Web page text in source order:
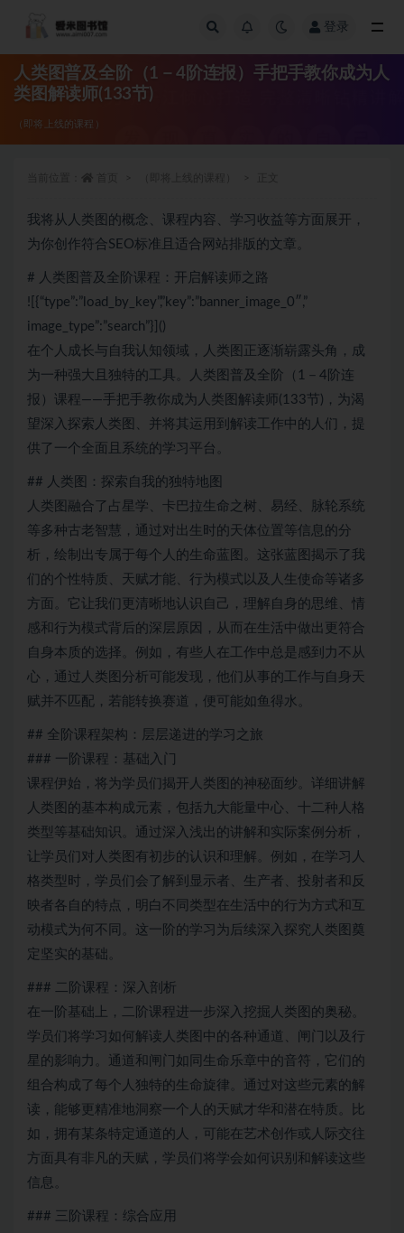
登录
人类图普及全阶（1－4阶连报）手把手教你成为人
类图解读师(133节)
（即将上线的课程）
我将从人类图的概念、课程内容、学习收益等方面展开，
为你创作符合SEO标准且适合网站排版的文章。
# 人类图普及全阶课程：开启解读师之路
![{“type”:”load_by_key”,”key”:”banner_image_0″,”
image_type”:”search”}]()
在个人成长与自我认知领域，人类图正逐渐崭露头角，成
为一种强大且独特的工具。人类图普及全阶（1－4阶连
报）课程——手把手教你成为人类图解读师(133节)，为渴
望深入探索人类图、并将其运用到解读工作中的人们，提
供了一个全面且系统的学习平台。
## 人类图：探索自我的独特地图
人类图融合了占星学、卡巴拉生命之树、易经、脉轮系统
等多种古老智慧，通过对出生时的天体位置等信息的分
析，绘制出专属于每个人的生命蓝图。这张蓝图揭示了我
们的个性特质、天赋才能、行为模式以及人生使命等诸多
方面。它让我们更清晰地认识自己，理解自身的思维、情
感和行为模式背后的深层原因，从而在生活中做出更符合
自身本质的选择。例如，有些人在工作中总是感到力不从
心，通过人类图分析可能发现，他们从事的工作与自身天
赋并不匹配，若能转换赛道，便可能如鱼得水。
## 全阶课程架构：层层递进的学习之旅
### 一阶课程：基础入门
课程伊始，将为学员们揭开人类图的神秘面纱。详细讲解
人类图的基本构成元素，包括九大能量中心、十二种人格
类型等基础知识。通过深入浅出的讲解和实际案例分析，
让学员们对人类图有初步的认识和理解。例如，在学习人
格类型时，学员们会了解到显示者、生产者、投射者和反
映者各自的特点，明白不同类型在生活中的行为方式和互
动模式为何不同。这一阶的学习为后续深入探究人类图奠
定坚实的基础。
### 二阶课程：深入剖析
在一阶基础上，二阶课程进一步深入挖掘人类图的奥秘。
学员们将学习如何解读人类图中的各种通道、闸门以及行
星的影响力。通道和闸门如同生命乐章中的音符，它们的
组合构成了每个人独特的生命旋律。通过对这些元素的解
读，能够更精准地洞察一个人的天赋才华和潜在特质。比
如，拥有某条特定通道的人，可能在艺术创作或人际交往
方面具有非凡的天赋，学员们将学会如何识别和解读这些
信息。
### 三阶课程：综合应用